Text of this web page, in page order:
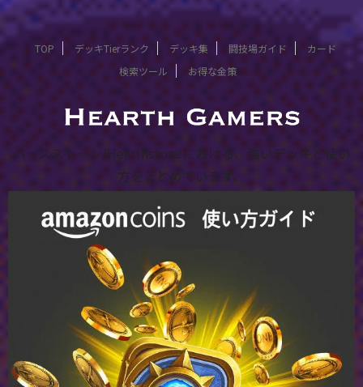
TOP デッキTierランク デッキ集 闘技場ガイド
カード
検索ツール
お得な金策
ハースストーン/Hearthstoneにおける、強いデッキと使い
方をまとめています。